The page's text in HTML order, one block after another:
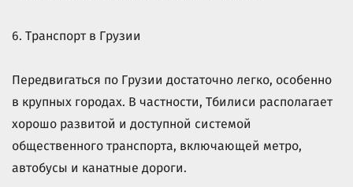
6. Транспорт в Грузии
Передвигаться по Грузии достаточно легко, особенно
в крупных городах. В частности, Тбилиси располагает
хорошо развитой и доступной системой
общественного транспорта, включающей метро,
автобусы и канатные дороги.